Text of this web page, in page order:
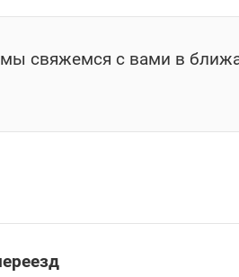
мы свяжемся с вами в